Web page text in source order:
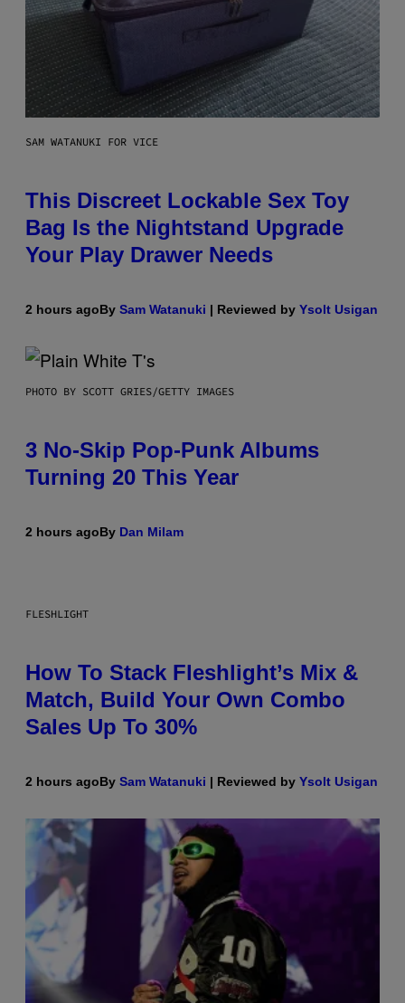
SAM WATANUKI FOR VICE
This Discreet Lockable Sex Toy
Bag Is the Nightstand Upgrade
Your Play Drawer Needs
2 hours agoBy Sam Watanuki | Reviewed by Ysolt Usigan
PHOTO BY SCOTT GRIES/GETTY IMAGES
3 No-Skip Pop-Punk Albums
Turning 20 This Year
2 hours agoBy Dan Milam
FLESHLIGHT
How To Stack Fleshlight’s Mix &
Match, Build Your Own Combo
Sales Up To 30%
2 hours agoBy Sam Watanuki | Reviewed by Ysolt Usigan